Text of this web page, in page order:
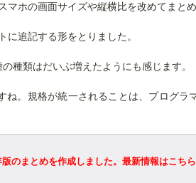
マホの画面サイズや縦横比を改めてまとめ
に追記する形をとりました。
種類はだいぶ増えたようにも感じます。
ね。規格が統一されることは、プログラ
版のまとめを作成しました。最新情報はこち